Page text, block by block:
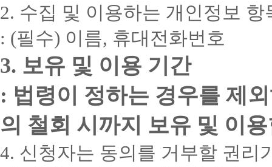
2. 수집 및 이용하는 개인정보 항
: (필수) 이름, 휴대전화번호
3. 보유 및 이용 기간
: 법령이 정하는 경우를 제
의 철회 시까지 보유 및 이
4. 신청자는 동의를 거부할 권리